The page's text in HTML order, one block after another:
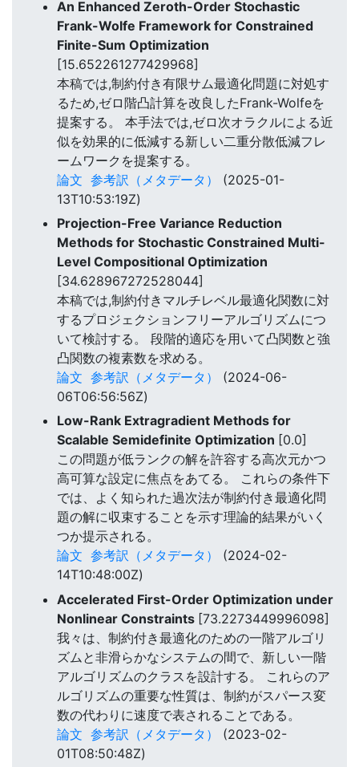
An Enhanced Zeroth-Order Stochastic
Frank-Wolfe Framework for Constrained
Finite-Sum Optimization
[15.652261277429968]
本稿では,制約付き有限サム最適化問題に対処す
るため,ゼロ階凸計算を改良したFrank-Wolfeを
提案する。 本手法では,ゼロ次オラクルによる近
似を効果的に低減する新しい二重分散低減フレ
ームワークを提案する。
論文 参考訳（メタデータ）
(2025-01-
13T10:53:19Z)
Projection-Free Variance Reduction
Methods for Stochastic Constrained Multi-
Level Compositional Optimization
[34.628967272528044]
本稿では,制約付きマルチレベル最適化関数に対
するプロジェクションフリーアルゴリズムにつ
いて検討する。 段階的適応を用いて凸関数と強
凸関数の複素数を求める。
論文 参考訳（メタデータ）
(2024-06-
06T06:56:56Z)
Low-Rank Extragradient Methods for
Scalable Semidefinite Optimization [0.0]
この問題が低ランクの解を許容する高次元かつ
高可算な設定に焦点をあてる。 これらの条件下
では、よく知られた過次法が制約付き最適化問
題の解に収束することを示す理論的結果がいく
つか提示される。
論文 参考訳（メタデータ）
(2024-02-
14T10:48:00Z)
Accelerated First-Order Optimization under
Nonlinear Constraints [73.2273449996098]
我々は、制約付き最適化のための一階アルゴリ
ズムと非滑らかなシステムの間で、新しい一階
アルゴリズムのクラスを設計する。 これらのア
ルゴリズムの重要な性質は、制約がスパース変
数の代わりに速度で表されることである。
論文 参考訳（メタデータ）
(2023-02-
01T08:50:48Z)